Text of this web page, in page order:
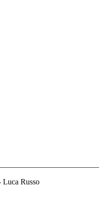
Luca Russo